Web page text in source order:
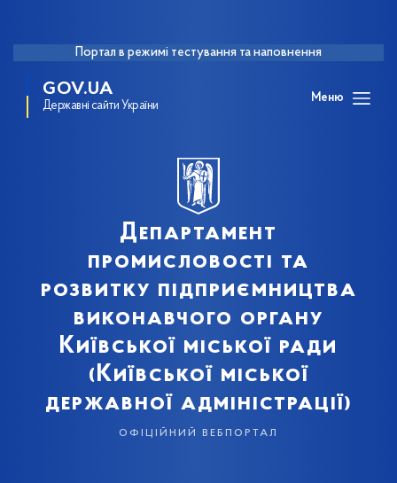
Портал в режимі тестування та наповнення
GOV.UA
Державні сайти України
Меню
Департамент
промисловості та
розвитку підприємництва
виконавчого органу
Київської міської ради
(Київської міської
державної адміністрації)
офіційний вебпортал